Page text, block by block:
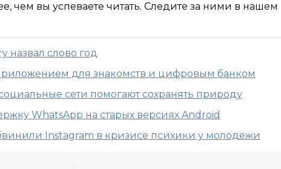
чем вы успеваете читать. Следите за ними в нашем
назвал слово год
для знакомств и цифровым банком
сети помогают сохранять природу
WhatsApp на старых версиях Android
Instagram в кризисе психики у молодежи